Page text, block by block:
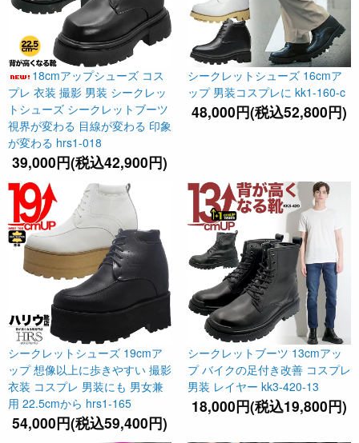
18cmアップシューズ コス
プレ 衣装 撮影 男装 シークレッ
トシューズ シークレットブーツ
視界が変わる 目線が変わる 印象
が変わる hrs1-018
39,000円(税込42,900円)
シークレットシューズ 16cmア
ップ 男装コスプレに kk1-160-c
48,000円(税込52,800円)
シークレットシューズ 19cmア
ップ 想像以上に歩きやすい 撮影
衣装 コスプレ 男装にも 男女兼
用 22.5cmから hrs1-165
54,000円(税込59,400円)
シークレットブーツ 13cmアッ
プ バイクの足付き改善 コスプレ
男装 レイヤー kk3-420-13
18,000円(税込19,800円)